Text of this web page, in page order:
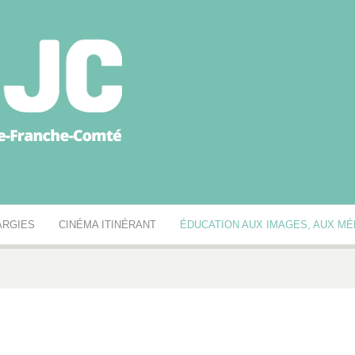
des MJC
CINÉMA ITINÉRANT ÉDUCATION AUX IMAGES, AUX